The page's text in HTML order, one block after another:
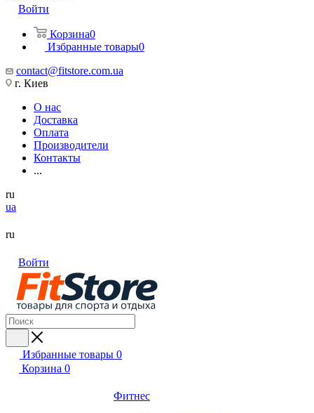
Войти
Корзина0
Избранные товары0
contact@fitstore.com.ua
г. Киев
О нас
Доставка
Оплата
Производители
Контакты
...
ru
ua
ru
Войти
Избранные товары 0
Корзина 0
Фитнес